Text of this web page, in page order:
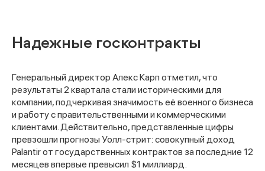
Надежные госконтракты
Генеральный директор Алекс Карп отметил, что
результаты 2 квартала стали историческими для
компании, подчеркивая значимость её военного бизнеса
и работу с правительственными и коммерческими
клиентами. Действительно, представленные цифры
превзошли прогнозы Уолл-стрит: совокупный доход
Palantir от государственных контрактов за последние 12
месяцев впервые превысил $1 миллиард.